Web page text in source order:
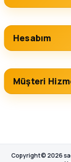
Hesabım
Müşteri
Copyright © 2026